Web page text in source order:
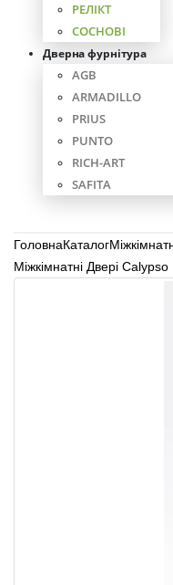
РЕЛІКТ
СОСНОВІ
Дверна фурнітура
AGB
ARMADILLO
PRIUS
PUNTO
RICH-ART
SAFITA
ГоловнаКаталог
Міжкімнатні Двері